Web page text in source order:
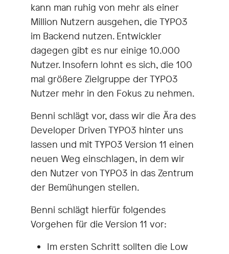
kann man ruhig von mehr als einer
Million Nutzern ausgehen, die TYPO3
im Backend nutzen. Entwickler
dagegen gibt es nur einige 10.000
Nutzer. Insofern lohnt es sich, die 100
mal größere Zielgruppe der TYPO3
Nutzer mehr in den Fokus zu nehmen.
Benni schlägt vor, dass wir die Ära des
Developer Driven TYPO3 hinter uns
lassen und mit TYPO3 Version 11 einen
neuen Weg einschlagen, in dem wir
den Nutzer von TYPO3 in das Zentrum
der Bemühungen stellen.
Benni schlägt hierfür folgendes
Vorgehen für die Version 11 vor:
Im ersten Schritt sollten die Low